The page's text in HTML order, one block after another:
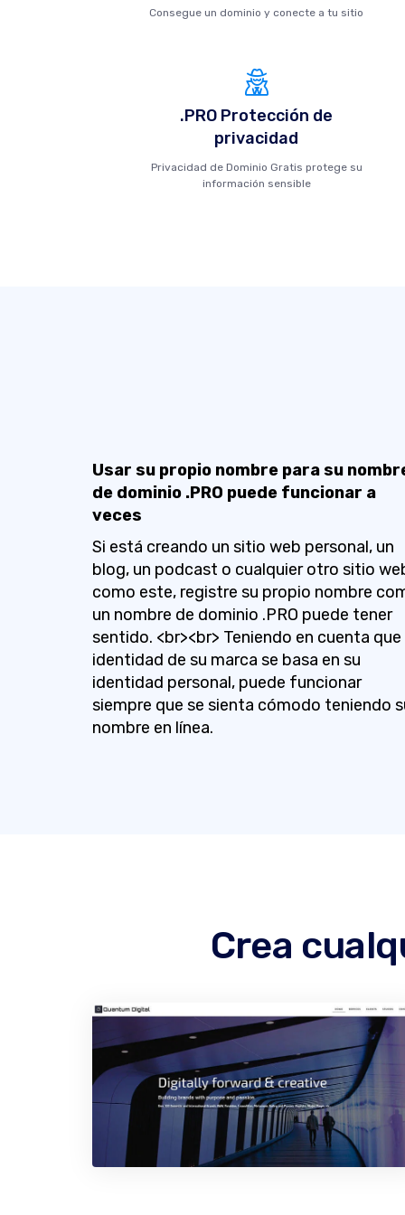
Consegue un dominio y conecte a tu sitio
.PRO Protección de
privacidad
Privacidad de Dominio Gratis protege su
información sensible
Usar su propio nombre para su
de dominio .PRO puede funcionar a
veces
Si está creando un sitio web personal, un
blog, un podcast o cualquier otro sitio
como este, registre su propio nombre
un nombre de dominio .PRO puede tener
sentido. <br><br> Teniendo en cuenta que
identidad de su marca se basa en su
identidad personal, puede funcionar
siempre que se sienta cómodo teniendo
nombre en línea.
Crea